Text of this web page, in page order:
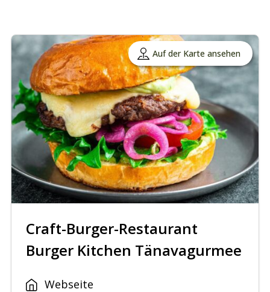
Auf der Karte ansehen
Craft-Burger-Restaurant
Burger Kitchen Tänavagurmee
Webseite